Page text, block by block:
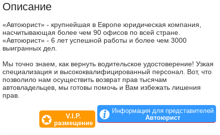
Описание
«Автоюрист» - крупнейшая в Европе юридическая компания,
насчитывающая более чем 90 офисов по всей стране.
«Автоюрист» - 6 лет успешной работы и более чем 3000
выигранных дел.
Мы точно знаем, как вернуть водительское удостоверение! Узкая
специализация и высококвалифицированный персонал. Вот, что
позволило нам осуществить возврат прав тысячам
автовладельцев, мы готовы помочь и Вам избежать лишения
прав.
V.I.P.
размещение
Информация для представителей
Автоюрист